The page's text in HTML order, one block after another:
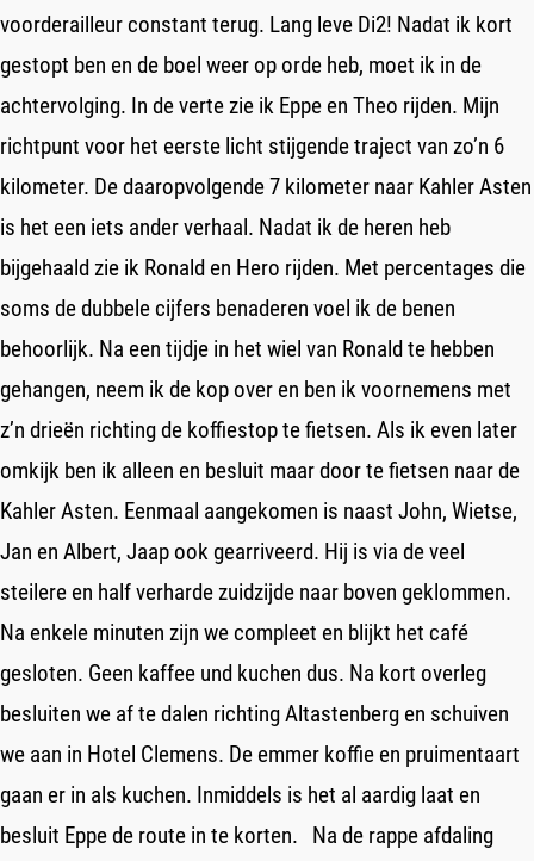
voorderailleur constant terug. Lang leve Di2! Nadat ik kort
gestopt ben en de boel weer op orde heb, moet ik in de
achtervolging. In de verte zie ik Eppe en Theo rijden. Mijn
richtpunt voor het eerste licht stijgende traject van zo’n 6
kilometer. De daaropvolgende 7 kilometer naar Kahler Asten
is het een iets ander verhaal. Nadat ik de heren heb
bijgehaald zie ik Ronald en Hero rijden. Met percentages die
soms de dubbele cijfers benaderen voel ik de benen
behoorlijk. Na een tijdje in het wiel van Ronald te hebben
gehangen, neem ik de kop over en ben ik voornemens met
z’n drieën richting de koffiestop te fietsen. Als ik even later
omkijk ben ik alleen en besluit maar door te fietsen naar de
Kahler Asten. Eenmaal aangekomen is naast John, Wietse,
Jan en Albert, Jaap ook gearriveerd. Hij is via de veel
steilere en half verharde zuidzijde naar boven geklommen.
Na enkele minuten zijn we compleet en blijkt het café
gesloten. Geen kaffee und kuchen dus. Na kort overleg
besluiten we af te dalen richting Altastenberg en schuiven
we aan in Hotel Clemens. De emmer koffie en pruimentaart
gaan er in als kuchen. Inmiddels is het al aardig laat en
besluit Eppe de route in te korten. Na de rappe afdaling